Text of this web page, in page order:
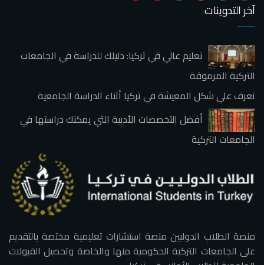
آخر التدوينات
تعليم عالي في تركيا: دليلك للدراسة في الجامعات
التركية المرموقة
تعرف علي شكل المعيشة في تركيا أثناء الدراسة الجامعية
أفضل التخصصات الأدبية التي يمكنك دراستها في
الجامعات التركية
منصة الطلاب الدوليين منصة استشارات تعليمية مختصة بالتقديم
على الجامعات التركية الحكومية منها والخاصة وتحصيل القبولات